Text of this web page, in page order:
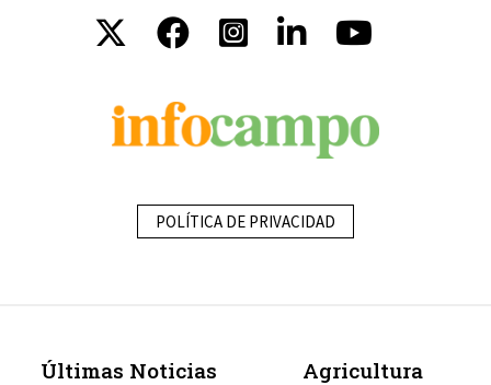
POLÍTICA DE PRIVACIDAD
Últimas Noticias
Agricultura